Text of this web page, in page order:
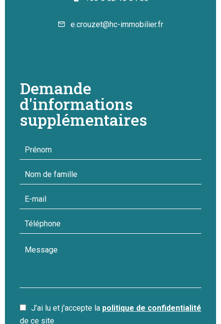
e.crouzet@hc-immobilier.fr
Demande
d'informations
supplémentaires
J’ai lu et j'accepte la politique de confidentialité
de ce site